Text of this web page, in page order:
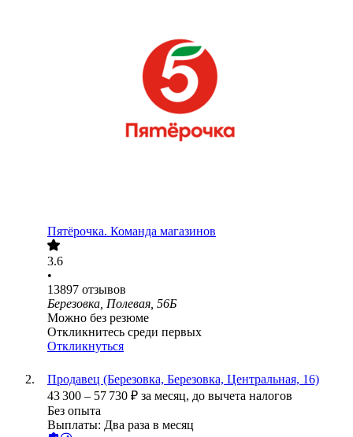
Пятёрочка. Команда магазинов
3.6
•
13897 отзывов
Березовка, Полевая, 56Б
Можно без резюме
Откликнитесь среди первых
Откликнуться
Продавец (Березовка, Березовка, Центральная, 16)
43 300 – 57 730 ₽ за месяц, до вычета налогов
Без опыта
Выплаты: Два раза в месяц